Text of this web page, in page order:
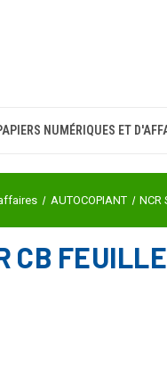
NUMÉRIQUES ET
AUTOCOPIANT NCR
CB